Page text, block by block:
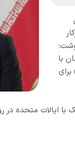
با
ایالات متحده در